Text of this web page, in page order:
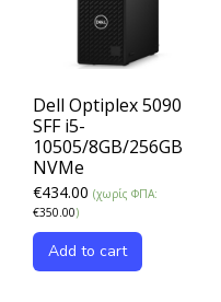
Dell Optiplex 5090
SFF i5-
10505/8GB/256GB
NVMe
€434.00 (χωρίς ΦΠΑ:
€350.00)
Add to cart